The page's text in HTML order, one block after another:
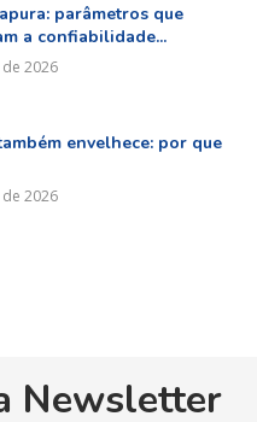
parâmetros que
a confiabilidade...
2026
envelhece: por que
2026
Newsletter